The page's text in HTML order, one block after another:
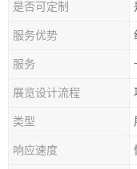
是否可定制
服务优势
服务
展览设计流程
类型
响应速度